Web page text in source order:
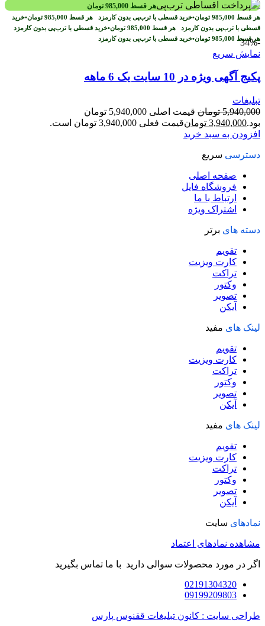
هر قسط 985,000 تومان
هر قسط 985,000 تومان•خرید قسطی با ترب‌پی بدون کارمزد هر قسط 985,000 تومان•خرید
قسطی با ترب‌پی بدون کارمزد هر قسط 985,000 تومان•خرید قسطی با ترب‌پی بدون کارمزد
هر قسط 985,000 تومان•خرید قسطی با ترب‌پی بدون کارمزد
-34%
نمایش سریع
پکیج آگهی ویژه در 10 سایت یک 6 ماهه
تبلیغات
5,940,000 تومان
قیمت اصلی 5,940,000 تومان
بود.3,940,000 تومانقیمت فعلی 3,940,000 تومان است.
افزودن به سبد خرید
دسترسی سریع
صفحه اصلی
فروشگاه فایل
ارتباط با ما
اشتراک ویژه
دسته های برتر
تقویم
کارت ویزیت
تراکت
وکتور
تصویر
آیکن
لینک های مفید
تقویم
کارت ویزیت
تراکت
وکتور
تصویر
آیکن
لینک های مفید
تقویم
کارت ویزیت
تراکت
وکتور
تصویر
آیکن
نمادهای سایت
مشاهده نمادهای اعتماد
اگر در مورد محصولات سوالی دارید با ما تماس بگیرید
02191304320
09199209803
طراحی سایت : کانون تبلیغات ققنوس پارس